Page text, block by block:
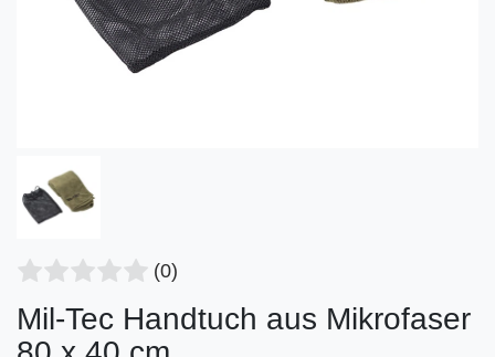
(0)
Mil-Tec Handtuch aus Mikrofaser